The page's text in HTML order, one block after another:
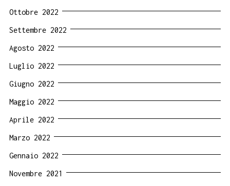
Ottobre 2022
Settembre 2022
Agosto 2022
Luglio 2022
Giugno 2022
Maggio 2022
Aprile 2022
Marzo 2022
Gennaio 2022
Novembre 2021